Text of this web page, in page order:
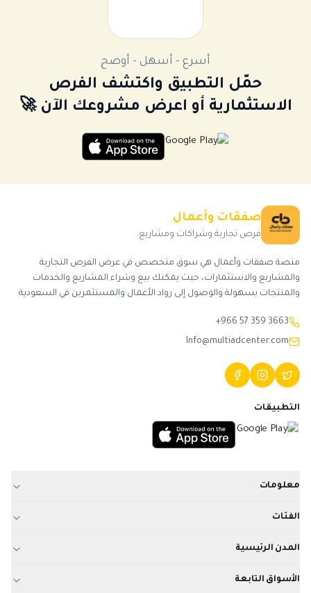
أسرع - أسهل - أوضح
حمّل التطبيق واكتشف الفرص
الاستثمارية أو اعرض مشروعك الآن 🚀
صفقات وأعمال
فرص تجارية وشراكات ومشاريع.
منصة صفقات وأعمال هي سوق متخصص في عرض الفرص التجارية
والمشاريع والاستثمارات، حيث يمكنك بيع وشراء المشاريع والخدمات
والمنتجات بسهولة والوصول إلى رواد الأعمال والمستثمرين في السعودية
+966 57 359 3663
Info@multiadcenter.com
التطبيقات
معلومات
الفئات
المدن الرئيسية
الأسواق التابعة